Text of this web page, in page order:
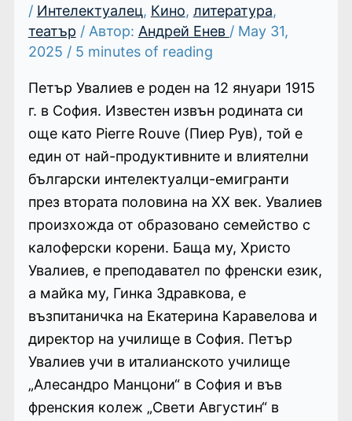
/ Интелектуалец, Кино, литература,
театър / Автор: Андрей Енев / May 31,
2025 / 5 minutes of reading
Петър Увалиев е роден на 12 януари 1915
г. в София. Известен извън родината си
още като Pierre Rouve (Пиер Рув), той е
един от най-продуктивните и влиятелни
български интелектуалци-емигранти
през втората половина на ХХ век. Увалиев
произхожда от образовано семейство с
калоферски корени. Баща му, Христо
Увалиев, е преподавател по френски език,
а майка му, Гинка Здравкова, е
възпитаничка на Екатерина Каравелова и
директор на училище в София. Петър
Увалиев учи в италианското училище
„Алесандро Манцони“ в София и във
френския колеж „Свети Августин“ в